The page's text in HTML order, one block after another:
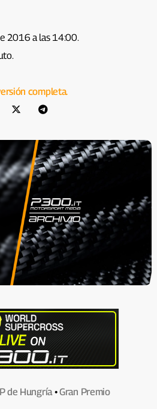
2016 a las 14:00.
completa.
de Hungría•Gran Premio